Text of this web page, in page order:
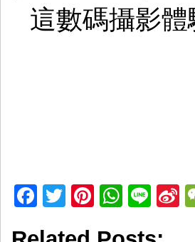
這數碼攝影
Facebook
TwitterPinterestLine